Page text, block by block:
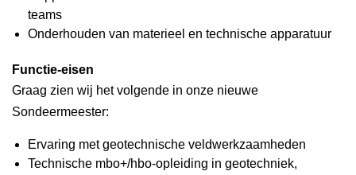
teams
Onderhouden van materieel en technische apparatuur
Functie-eisen
Graag zien wij het volgende in onze nieuwe
Sondeermeester:
Ervaring met geotechnische veldwerkzaamheden
Technische mbo+/hbo-opleiding in geotechniek,